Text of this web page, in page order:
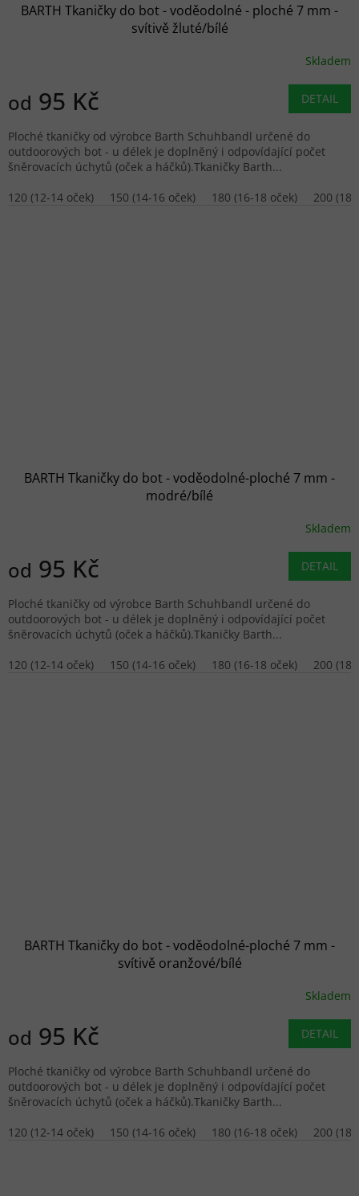
BARTH Tkaničky do bot - voděodolné - ploché 7 mm -
svítivě žluté/bílé
Skladem
od 95 Kč DETAIL
Ploché tkaničky od výrobce Barth Schuhbandl určené do
outdoorových bot - u délek je doplněný i odpovídající počet
šněrovacích úchytů (oček a háčků).Tkaničky Barth...
120 (12-14 oček)
150 (14-16 oček) 180 (16-18 oček) 200
BARTH Tkaničky do bot - voděodolné-ploché 7 mm -
modré/bílé
Skladem
od 95 Kč DETAIL
Ploché tkaničky od výrobce Barth Schuhbandl určené do
outdoorových bot - u délek je doplněný i odpovídající počet
šněrovacích úchytů (oček a háčků).Tkaničky Barth...
120 (12-14 oček)
150 (14-16 oček) 180 (16-18 oček) 200
BARTH Tkaničky do bot - voděodolné-ploché 7 mm -
svítivě oranžové/bílé
Skladem
od 95 Kč DETAIL
Ploché tkaničky od výrobce Barth Schuhbandl určené do
outdoorových bot - u délek je doplněný i odpovídající počet
šněrovacích úchytů (oček a háčků).Tkaničky Barth...
120 (12-14 oček)
150 (14-16 oček) 180 (16-18 oček) 200